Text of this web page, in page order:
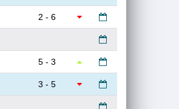
2 - 6
5 - 3
3 - 5